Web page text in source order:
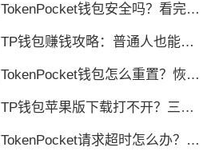
TokenPocket钱包安全吗？看完这篇你就懂了
TP钱包赚钱攻略：普通人也能做的几种方式
TokenPocket钱包怎么重置？恢复出厂设置方法详解
TP钱包苹果版下载打不开？三步解决下载问题
TokenPocket请求超时怎么办？这几招帮你快速解决